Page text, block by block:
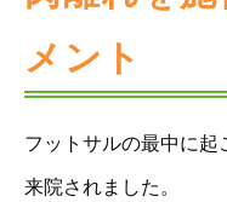
メント
フットサルの最中に起
来院されました。